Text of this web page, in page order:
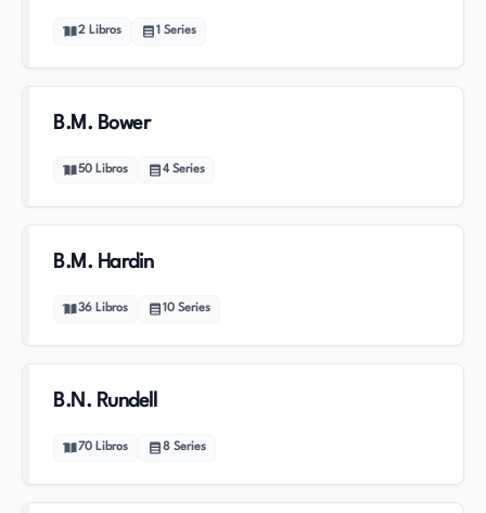
2 Libros 1 Series
B.M. Bower
50 Libros 4 Series
B.M. Hardin
36 Libros 10 Series
B.N. Rundell
70 Libros 8 Series